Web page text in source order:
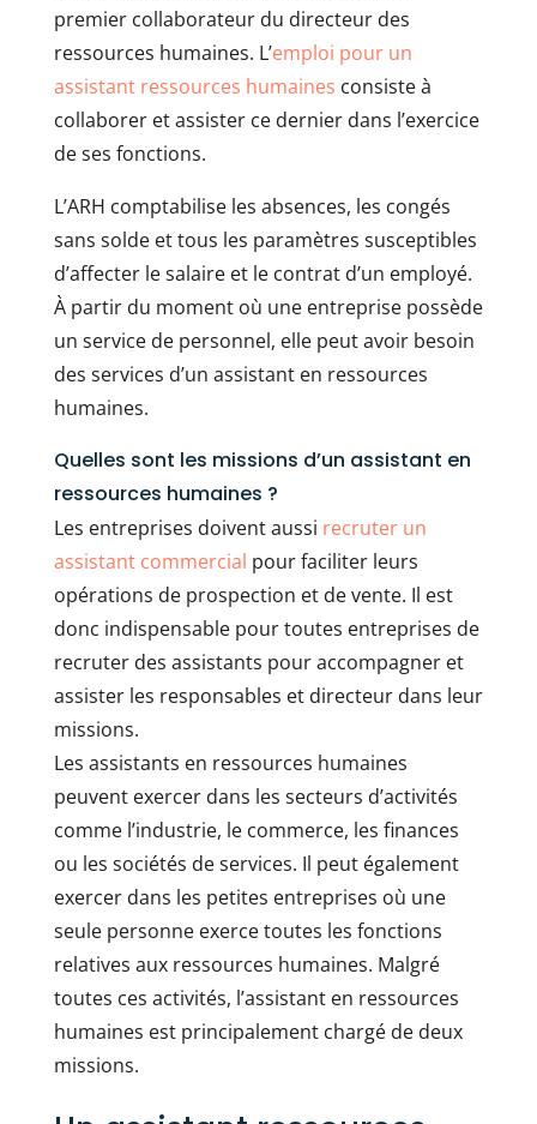
premier collaborateur du directeur des
ressources humaines. L’emploi pour un
assistant ressources humaines consiste à
collaborer et assister ce dernier dans l’exercice
de ses fonctions.
L’ARH comptabilise les absences, les congés
sans solde et tous les paramètres susceptibles
d’affecter le salaire et le contrat d’un employé.
À partir du moment où une entreprise possède
un service de personnel, elle peut avoir besoin
des services d’un assistant en ressources
humaines.
Quelles sont les missions d’un assistant en
ressources humaines ?
Les entreprises doivent aussi recruter un
assistant commercial pour faciliter leurs
opérations de prospection et de vente. Il est
donc indispensable pour toutes entreprises de
recruter des assistants pour accompagner et
assister les responsables et directeur dans leur
missions.
Les assistants en ressources humaines
peuvent exercer dans les secteurs d’activités
comme l’industrie, le commerce, les finances
ou les sociétés de services. Il peut également
exercer dans les petites entreprises où une
seule personne exerce toutes les fonctions
relatives aux ressources humaines. Malgré
toutes ces activités, l’assistant en ressources
humaines est principalement chargé de deux
missions.